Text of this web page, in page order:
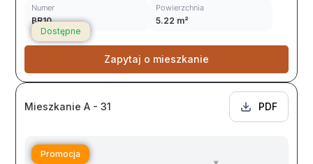
Dostępne
Numer
BR10
Powierzchnia
5.22 m²
Zapytaj o mieszkanie
Mieszkanie A - 31 PDF
Promocja